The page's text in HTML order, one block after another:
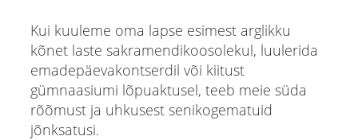
Kui kuuleme oma lapse esimest arglikku
kõnet laste sakramendikoosolekul, luulerida
emadepäevakontserdil või kiitust
gümnaasiumi lõpuaktusel, teeb meie süda
rõõmust ja uhkusest senikogematuid
jõnksatusi.